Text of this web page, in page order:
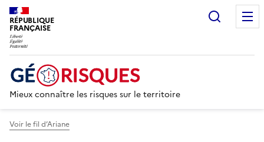
RÉPUBLIQUE
FRANÇAISE
Mieux connaître les risques sur le territoire
Voir le fil d’Ariane